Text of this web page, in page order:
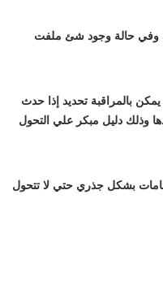
وفي حالة وجود شئ ملفت
بالمراقبة تحديد إذا حدث
وذلك دليل مبكر علي التحول
بشكل جذري حتي لا تتحول